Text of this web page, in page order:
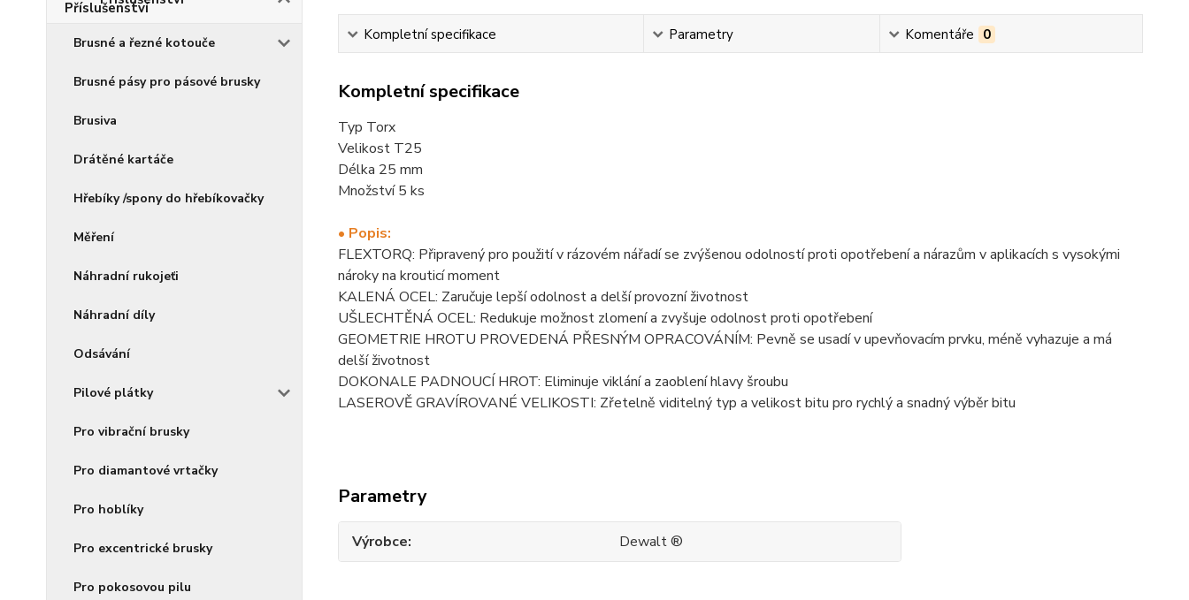
Brusné a řezné kotouče
Brusné pásy pro pásové brusky
Brusiva
Drátěné kartáče
Hřebíky /spony do hřebíkovačky
Měření
Náhradní rukojeťi
Náhradní díly
Odsávání
Pilové plátky
Pro vibrační brusky
Pro diamantové vrtačky
Pro hoblíky
Pro excentrické brusky
Pro pokosovou pilu
Kompletní specifikace Parametry Komentáře 0
Kompletní specifikace
Typ Torx
Velikost T25
Délka 25 mm
Množství 5 ks
• Popis:
FLEXTORQ: Připravený pro použití v rázovém nářadí se zvýšenou odolností proti opotřebení a nárazům v aplikacích s vysokými
nároky na krouticí moment
KALENÁ OCEL: Zaručuje lepší odolnost a delší provozní životnost
UŠLECHTĚNÁ OCEL: Redukuje možnost zlomení a zvyšuje odolnost proti opotřebení
GEOMETRIE HROTU PROVEDENÁ PŘESNÝM OPRACOVÁNÍM: Pevně se usadí v upevňovacím prvku, méně vyhazuje a má
delší životnost
DOKONALE PADNOUCÍ HROT: Eliminuje viklání a zaoblení hlavy šroubu
LASEROVĚ GRAVÍROVANÉ VELIKOSTI: Zřetelně viditelný typ a velikost bitu pro rychlý a snadný výběr bitu
Parametry
Výrobce Dewalt ®